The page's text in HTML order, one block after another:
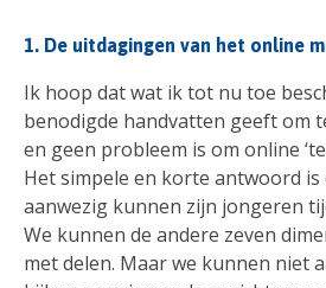
1. De uitdagingen van het online
Ik hoop dat wat ik tot nu toe
benodigde handvatten geeft om
en geen probleem is om online
Het simpele en korte antwoord is
aanwezig kunnen zijn jongeren
We kunnen de andere zeven
met delen. Maar we kunnen niet